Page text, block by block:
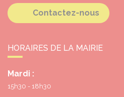
Contactez-nous
HORAIRES DE LA MAIRIE
Mardi :
15h30 - 18h30